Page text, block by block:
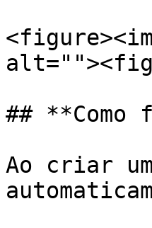
## **Como
Ao criar